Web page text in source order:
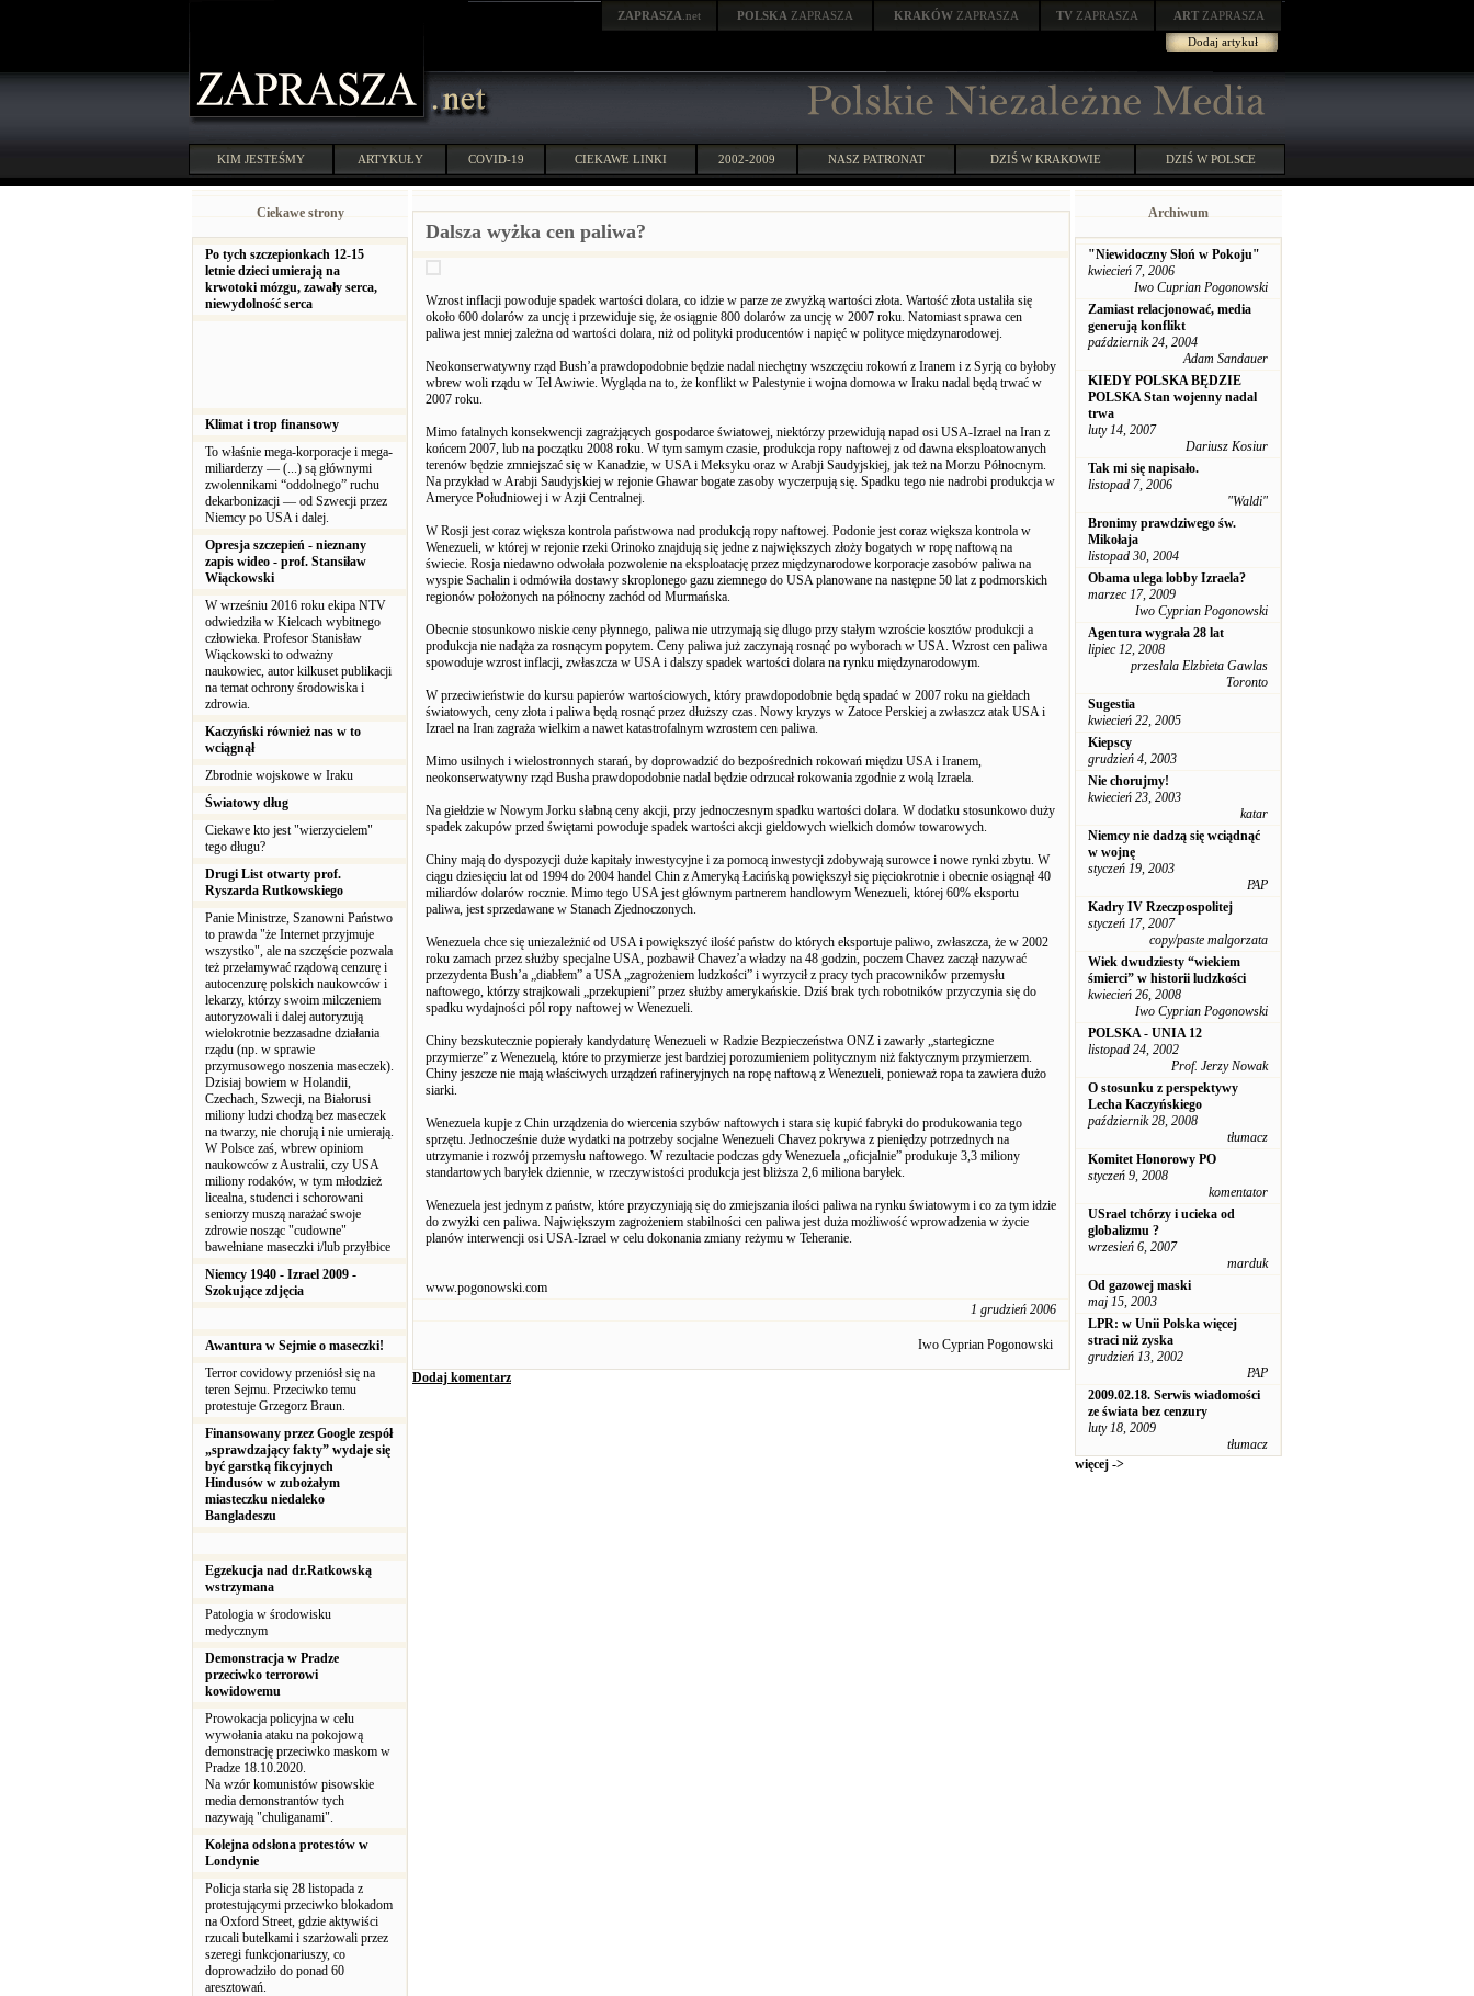
ZAPRASZA .net POLSKA ZAPRASZA KRAKÓW ZAPRASZA TV ZAPRASZA ART ZAPRASZA
Dodaj artykuł
KIM JESTEŚMY ARTYKUŁY COVID-19 CIEKAWE LINKI 2002-2009 NASZ PATRONAT DZIŚ W KRAKOWIE DZIŚ W POLSCE
Ciekawe strony
Po tych szczepionkach 12-15
letnie dzieci umierają na
krwotoki mózgu, zawały serca,
niewydolność serca
Klimat i trop finansowy
To właśnie mega-korporacje i mega-
miliarderzy — (...) są głównymi
zwolennikami “oddolnego” ruchu
dekarbonizacji — od Szwecji przez
Niemcy po USA i dalej.
Opresja szczepień - nieznany
zapis wideo - prof. Stansiław
Wiąckowski
W wrześniu 2016 roku ekipa NTV
odwiedziła w Kielcach wybitnego
człowieka. Profesor Stanisław
Wiąckowski to odważny
naukowiec, autor kilkuset publikacji
na temat ochrony środowiska i
zdrowia.
Kaczyński również nas w to
wciągnął
Zbrodnie wojskowe w Iraku
Światowy dług
Ciekawe kto jest "wierzycielem"
tego długu?
Drugi List otwarty prof.
Ryszarda Rutkowskiego
Panie Ministrze, Szanowni Państwo
to prawda "że Internet przyjmuje
wszystko", ale na szczęście pozwala
też przełamywać rządową cenzurę i
autocenzurę polskich naukowców i
lekarzy, którzy swoim milczeniem
autoryzowali i dalej autoryzują
wielokrotnie bezzasadne działania
rządu (np. w sprawie
przymusowego noszenia maseczek).
Dzisiaj bowiem w Holandii,
Czechach, Szwecji, na Białorusi
miliony ludzi chodzą bez maseczek
na twarzy, nie chorują i nie umierają.
W Polsce zaś, wbrew opiniom
naukowców z Australii, czy USA
miliony rodaków, w tym młodzież
licealna, studenci i schorowani
seniorzy muszą narażać swoje
zdrowie nosząc "cudowne"
bawełniane maseczki i/lub przyłbice
Niemcy 1940 - Izrael 2009 -
Szokujące zdjęcia
Awantura w Sejmie o maseczki!
Terror covidowy przeniósł się na
teren Sejmu. Przeciwko temu
protestuje Grzegorz Braun.
Finansowany przez Google zespół
„sprawdzający fakty” wydaje się
być garstką fikcyjnych
Hindusów w zubożałym
miasteczku niedaleko
Bangladeszu
Egzekucja nad dr.Ratkowską
wstrzymana
Patologia w środowisku
medycznym
Demonstracja w Pradze
przeciwko terrorowi
kowidowemu
Prowokacja policyjna w celu
wywołania ataku na pokojową
demonstrację przeciwko maskom w
Pradze 18.10.2020.
Na wzór komunistów pisowskie
media demonstrantów tych
nazywają "chuliganami".
Kolejna odsłona protestów w
Londynie
Policja starła się 28 listopada z
protestującymi przeciwko blokadom
na Oxford Street, gdzie aktywiści
rzucali butelkami i szarżowali przez
szeregi funkcjonariuszy, co
doprowadziło do ponad 60
aresztowań.
Dalsza wyżka cen paliwa?
Wzrost inflacji powoduje spadek wartości dolara, co idzie w parze ze zwyżką wartości złota. Wartość złota ustaliła się
około 600 dolarów za uncję i przewiduje się, że osiągnie 800 dolarów za uncję w 2007 roku. Natomiast sprawa cen
paliwa jest mniej zależna od wartości dolara, niż od polityki producentów i napięć w polityce międzynarodowej.
Neokonserwatywny rząd Bush’a prawdopodobnie będzie nadal niechętny wszczęciu rokowń z Iranem i z Syrją co byłoby
wbrew woli rządu w Tel Awiwie. Wygląda na to, że konflikt w Palestynie i wojna domowa w Iraku nadal będą trwać w
2007 roku.
Mimo fatalnych konsekwencji zagrażjących gospodarce światowej, niektórzy przewidują napad osi USA-Izrael na Iran z
końcem 2007, lub na początku 2008 roku. W tym samym czasie, produkcja ropy naftowej z od dawna eksploatowanych
terenów będzie zmniejszać się w Kanadzie, w USA i Meksyku oraz w Arabji Saudyjskiej, jak też na Morzu Północnym.
Na przykład w Arabji Saudyjskiej w rejonie Ghawar bogate zasoby wyczerpują się. Spadku tego nie nadrobi produkcja w
Ameryce Południowej i w Azji Centralnej.
W Rosji jest coraz większa kontrola państwowa nad produkcją ropy naftowej. Podonie jest coraz większa kontrola w
Wenezueli, w której w rejonie rzeki Orinoko znajdują się jedne z największych złoży bogatych w ropę naftową na
świecie. Rosja niedawno odwołała pozwolenie na eksploatację przez międzynarodowe korporacje zasobów paliwa na
wyspie Sachalin i odmówiła dostawy skroplonego gazu ziemnego do USA planowane na następne 50 lat z podmorskich
regionów położonych na północny zachód od Murmańska.
Obecnie stosunkowo niskie ceny płynnego, paliwa nie utrzymają się dlugo przy stałym wzroście kosztów produkcji a
produkcja nie nadąża za rosnącym popytem. Ceny paliwa już zaczynają rosnąć po wyborach w USA. Wzrost cen paliwa
spowoduje wzrost inflacji, zwłaszcza w USA i dalszy spadek wartości dolara na rynku międzynarodowym.
W przeciwieństwie do kursu papierów wartościowych, który prawdopodobnie będą spadać w 2007 roku na giełdach
światowych, ceny złota i paliwa będą rosnąć przez dłuższy czas. Nowy kryzys w Zatoce Perskiej a zwłaszcz atak USA i
Izrael na Iran zagraża wielkim a nawet katastrofalnym wzrostem cen paliwa.
Mimo usilnych i wielostronnych starań, by doprowadzić do bezpośrednich rokowań międzu USA i Iranem,
neokonserwatywny rząd Busha prawdopodobnie nadal będzie odrzucał rokowania zgodnie z wolą Izraela.
Na giełdzie w Nowym Jorku słabną ceny akcji, przy jednoczesnym spadku wartości dolara. W dodatku stosunkowo duży
spadek zakupów przed świętami powoduje spadek wartości akcji gieldowych wielkich domów towarowych.
Chiny mają do dyspozycji duże kapitały inwestycyjne i za pomocą inwestycji zdobywają surowce i nowe rynki zbytu. W
ciągu dziesięciu lat od 1994 do 2004 handel Chin z Ameryką Łacińską powiększył się pięciokrotnie i obecnie osiągnął 40
miliardów dolarów rocznie. Mimo tego USA jest głównym partnerem handlowym Wenezueli, której 60% eksportu
paliwa, jest sprzedawane w Stanach Zjednoczonych.
Wenezuela chce się uniezależnić od USA i powiększyć ilość państw do których eksportuje paliwo, zwłaszcza, że w 2002
roku zamach przez służby specjalne USA, pozbawił Chavez’a władzy na 48 godzin, poczem Chavez zaczął nazywać
przezydenta Bush’a „diabłem” a USA „zagrożeniem ludzkości” i wyrzycił z pracy tych pracowników przemysłu
naftowego, którzy strajkowali „przekupieni” przez służby amerykańskie. Dziś brak tych robotników przyczynia się do
spadku wydajności pól ropy naftowej w Wenezueli.
Chiny bezskutecznie popierały kandydaturę Wenezueli w Radzie Bezpieczeństwa ONZ i zawarły „startegiczne
przymierze” z Wenezuelą, które to przymierze jest bardziej porozumieniem politycznym niż faktycznym przymierzem.
Chiny jeszcze nie mają właściwych urządzeń rafineryjnych na ropę naftową z Wenezueli, ponieważ ropa ta zawiera dużo
siarki.
Wenezuela kupje z Chin urządzenia do wiercenia szybów naftowych i stara się kupić fabryki do produkowania tego
sprzętu. Jednocześnie duże wydatki na potrzeby socjalne Wenezueli Chavez pokrywa z pieniędzy potrzednych na
utrzymanie i rozwój przemysłu naftowego. W rezultacie podczas gdy Wenezuela „oficjalnie” produkuje 3,3 miliony
standartowych baryłek dziennie, w rzeczywistości produkcja jest bliższa 2,6 miliona baryłek.
Wenezuela jest jednym z państw, które przyczyniają się do zmiejszania ilości paliwa na rynku światowym i co za tym idzie
do zwyżki cen paliwa. Największym zagrożeniem stabilności cen paliwa jest duża możliwość wprowadzenia w życie
planów interwencji osi USA-Izrael w celu dokonania zmiany reżymu w Teheranie.
www.pogonowski.com
1 grudzień 2006
Iwo Cyprian Pogonowski
Dodaj komentarz
Archiwum
"Niewidoczny Słoń w Pokoju"
kwiecień 7, 2006
Iwo Cuprian Pogonowski
Zamiast relacjonować, media
generują konflikt
październik 24, 2004
Adam Sandauer
KIEDY POLSKA BĘDZIE
POLSKA Stan wojenny nadal
trwa
luty 14, 2007
Dariusz Kosiur
Tak mi się napisało.
listopad 7, 2006
"Waldi"
Bronimy prawdziwego św.
Mikołaja
listopad 30, 2004
Obama ulega lobby Izraela?
marzec 17, 2009
Iwo Cyprian Pogonowski
Agentura wygrała 28 lat
lipiec 12, 2008
przeslala Elzbieta Gawlas
Toronto
Sugestia
kwiecień 22, 2005
Kiepscy
grudzień 4, 2003
Nie chorujmy!
kwiecień 23, 2003
katar
Niemcy nie dadzą się wciądnąć
w wojnę
styczeń 19, 2003
PAP
Kadry IV Rzeczpospolitej
styczeń 17, 2007
copy/paste malgorzata
Wiek dwudziesty “wiekiem
śmierci” w historii ludzkości
kwiecień 26, 2008
Iwo Cyprian Pogonowski
POLSKA - UNIA 12
listopad 24, 2002
Prof. Jerzy Nowak
O stosunku z perspektywy
Lecha Kaczyńskiego
październik 28, 2008
tłumacz
Komitet Honorowy PO
styczeń 9, 2008
komentator
USrael tchórzy i ucieka od
globalizmu ?
wrzesień 6, 2007
marduk
Od gazowej maski
maj 15, 2003
LPR: w Unii Polska więcej
straci niż zyska
grudzień 13, 2002
PAP
2009.02.18. Serwis wiadomości
ze świata bez cenzury
luty 18, 2009
tłumacz
więcej ->